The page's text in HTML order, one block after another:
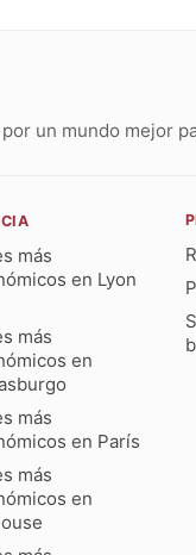
un mundo mejor
más
en Lyon
más
en
más
en París
más
en